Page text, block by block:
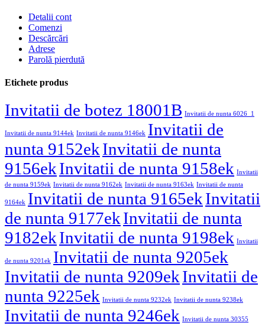
Detalii cont
Comenzi
Descărcări
Adrese
Parolă pierdută
Etichete produs
Invitatii de botez 18001B Invitatii de nunta 6026_1
Invitatii de nunta 9144ek Invitatii de nunta 9146ek Invitatii de
nunta 9152ekInvitatii de nunta
9156ekInvitatii de nunta 9158ek Invitatii
de nunta 9159ek Invitatii de nunta 9162ek Invitatii de nunta 9163ek Invitatii de nunta
9164ek Invitatii de nunta 9165ekInvitatii
de nunta 9177ekInvitatii de nunta
9182ekInvitatii de nunta 9198ek Invitatii
de nunta 9201ek Invitatii de nunta 9205ek
Invitatii de nunta 9209ekInvitatii de
nunta 9225ek Invitatii de nunta 9232ek Invitatii de nunta 9238ek
Invitatii de nunta 9246ek Invitatii de nunta 30355